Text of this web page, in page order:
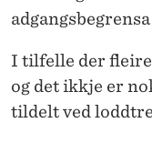
I tilfelle der
og det ikkje er
tildelt ved